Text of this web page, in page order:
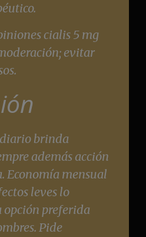
cialis 5 mg
evitar
brinda
además acción
Economía mensual
leves lo
opción preferida
Pide